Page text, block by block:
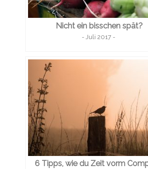
Nicht ein bisschen spät?
- Juli 2017 -
6 Tipps, wie du Zeit vorm